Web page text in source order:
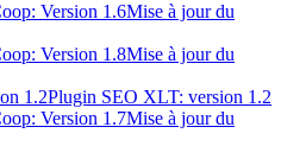
Mise à jour du
Mise à jour du
Plugin SEO XLT: version 1.2
Mise à jour du